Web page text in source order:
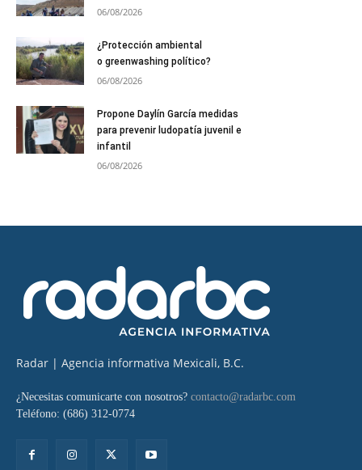
06/08/2026
¿Protección ambiental
o greenwashing político?
06/08/2026
Propone Daylín García medidas
para prevenir ludopatía juvenil e
infantil
06/08/2026
Radar | Agencia informativa Mexicali, B.C.
¿Necesitas comunicarte con nosotros? contacto@radarbc.com
Teléfono: (686) 312-0774